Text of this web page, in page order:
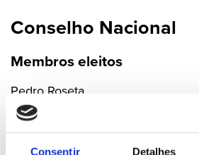
Consentir Detalhes
Conselho Nacional
Membros eleitos
Pedro Roseta
Miguel Pinto Luz
Pedro Calado
Carlos Eduardo Reis